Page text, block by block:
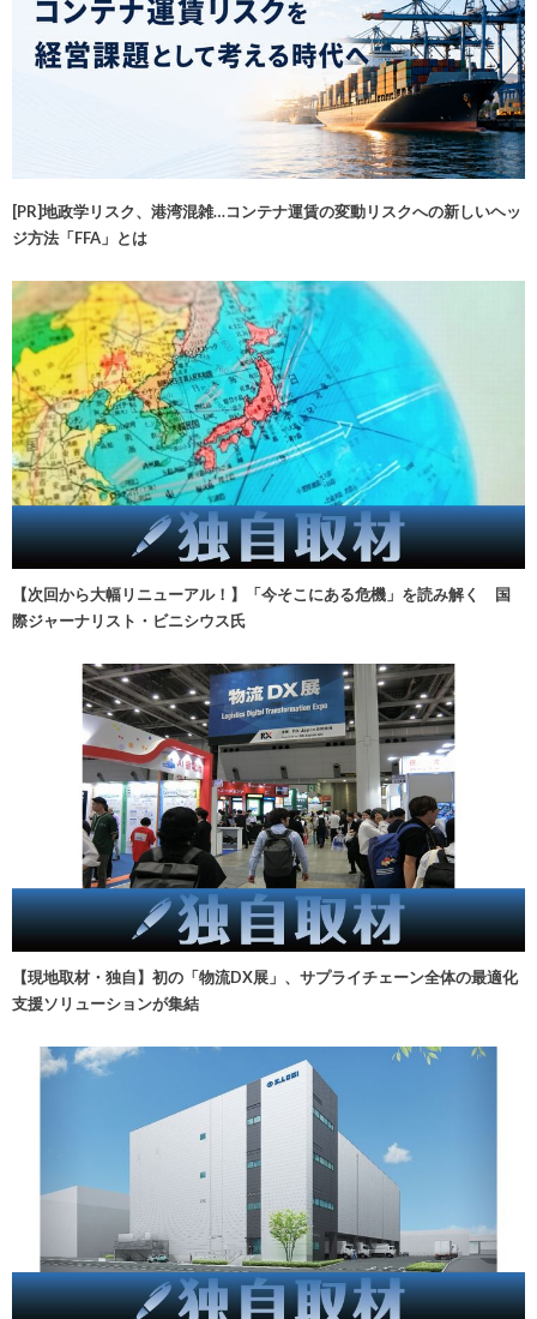
[PR]地政学リスク、港湾混雑…コンテナ運賃の変動リスクへの新しいヘッ
ジ方法「FFA」とは
【次回から大幅リニューアル！】「今そこにある危機」を読み解く 国
際ジャーナリスト・ビニシウス氏
【現地取材・独自】初の「物流DX展」、サプライチェーン全体の最適化
支援ソリューションが集結